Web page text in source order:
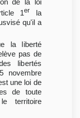
de la loi
1er
la
qu'il a
la liberté
pas de
libertés
novembre
une loi de
de toute
territoire